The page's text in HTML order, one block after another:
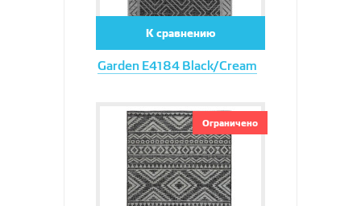
Garden E4184 Black/Cream
К сравнению
Ограничено
Увеличить